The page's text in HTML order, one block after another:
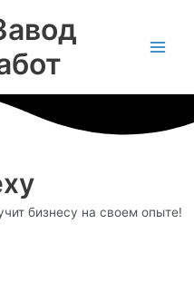
бизнесу на своем опыте!